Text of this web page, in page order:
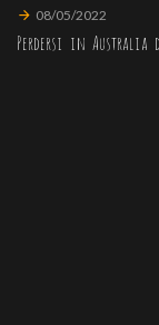
08/05/2022
Perdersi in Australia